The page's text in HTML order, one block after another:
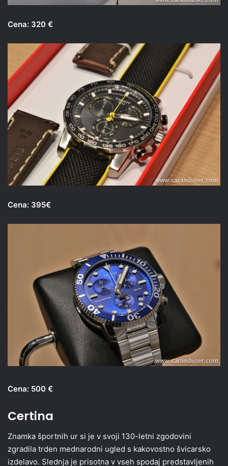
Cena: 320 €
Cena: 395€
Cena: 500 €
Certina
Znamka športnih ur si je v svoji 130-letni zgodovini
zgradila trden mednarodni ugled s kakovostno švicarsko
izdelavo. Slednja je prisotna v vseh spodaj predstavljenih